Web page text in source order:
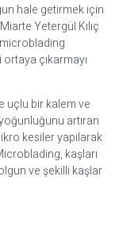
hale getirmek için
Yetergül Kılıç
çıkarmayı
uçlu bir kalem ve
artıran
kesiler yapılarak
kaşları
ve şekilli kaşlar